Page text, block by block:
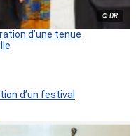
© DR
d’une tenue
d’un festival